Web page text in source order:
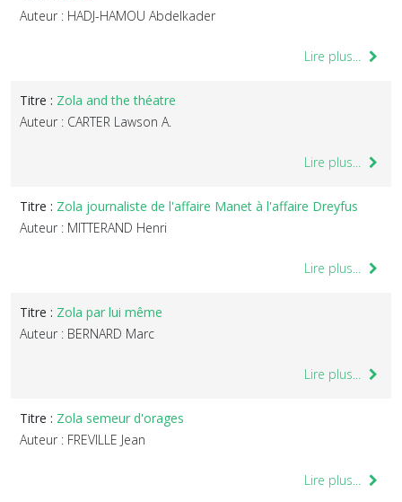
Auteur : HADJ-HAMOU Abdelkader
Lire plus...
Titre : Zola and the théatre
Auteur : CARTER Lawson A.
Lire plus...
Titre : Zola journaliste de l'affaire Manet à l'affaire Dreyfus
Auteur : MITTERAND Henri
Lire plus...
Titre : Zola par lui même
Auteur : BERNARD Marc
Lire plus...
Titre : Zola semeur d'orages
Auteur : FREVILLE Jean
Lire plus...